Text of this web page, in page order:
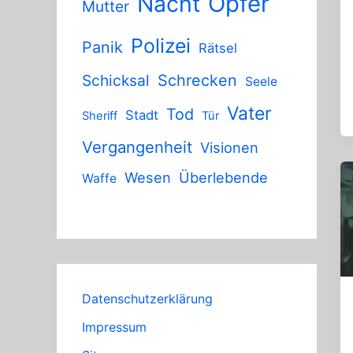
Mutter
Panik Polizei Rätsel
Schicksal Schrecken Seele
Sheriff Stadt Tod Tür Vater
Vergangenheit Visionen
Waffe Wesen Überlebende
Datenschutzerklärung
Impressum